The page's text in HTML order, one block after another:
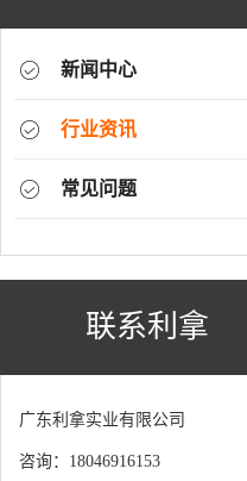
新闻中心
行业资讯
常见问题
联系利拿
广东利拿实业有限公司
咨询：18046916153